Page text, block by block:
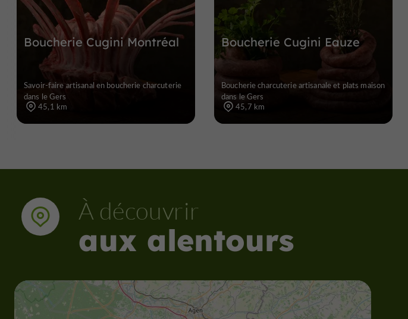
Boucherie Cugini Montréal
Savoir-faire artisanal en boucherie charcuterie
dans le Gers
45,1 km
Boucherie Cugini Eauze
Boucherie charcuterie artisanale et plats maison
dans le Gers
45,7 km
À découvrir
aux alentours